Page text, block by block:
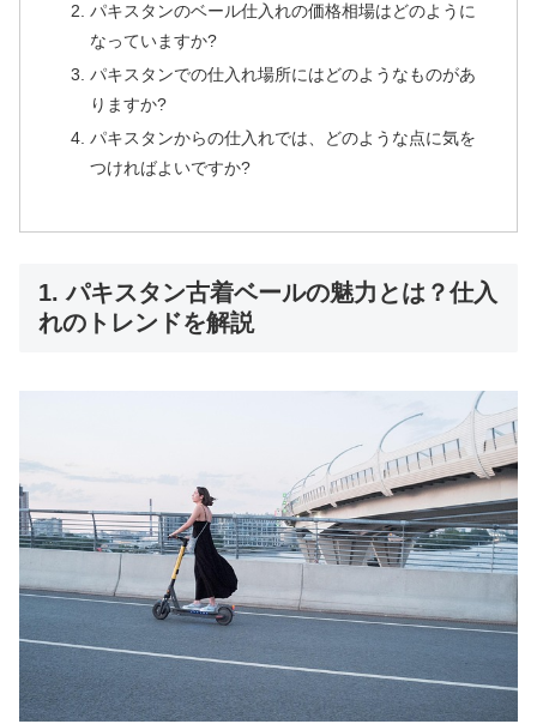
パキスタンのベール仕入れの価格相場はどのように
なっていますか?
パキスタンでの仕入れ場所にはどのようなものがあ
りますか?
パキスタンからの仕入れでは、どのような点に気を
つければよいですか?
1. パキスタン古着ベールの魅力とは？仕入
れのトレンドを解説